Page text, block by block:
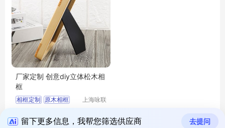
厂家定制 创意diy立体松木相
框
相框定制
原木相框
上海咏联
公司
￥ 18.00
留下更多信息，我帮您筛选供应商 去提问